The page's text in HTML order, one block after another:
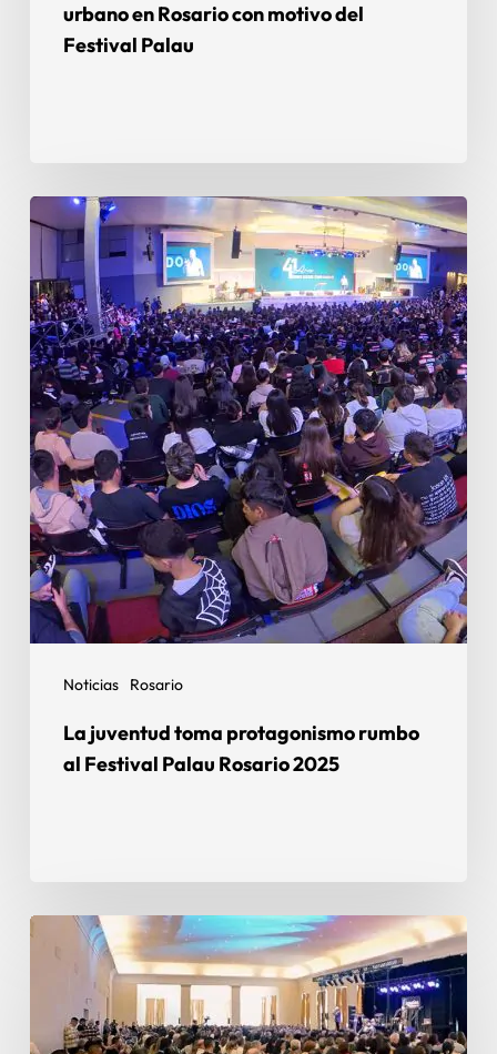
urbano en Rosario con motivo del
Festival Palau
Noticias Rosario
La juventud toma protagonismo rumbo
al Festival Palau Rosario 2025